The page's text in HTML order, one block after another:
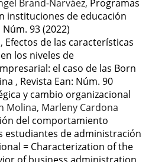
Brand-Narváez, Programas
instituciones de educación
Núm. 93 (2022)
Efectos de las características
los niveles de
el caso de las Born
, Revista Ean: Núm. 90
y cambio organizacional
Molina, Marleny Cardona
del comportamiento
estudiantes de administración
= Characterization of the